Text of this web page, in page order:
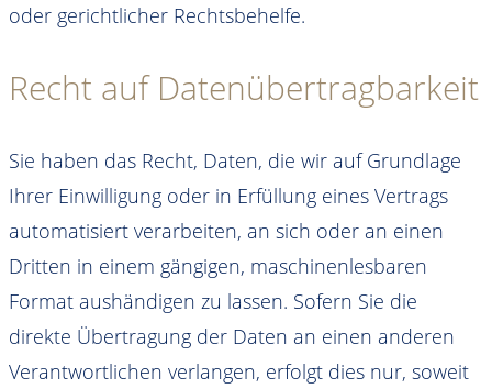
oder gerichtlicher Rechtsbehelfe.
Recht auf Daten­übertrag­barkeit
Sie haben das Recht, Daten, die wir auf Grundlage
Ihrer Einwilligung oder in Erfüllung eines Vertrags
automatisiert verarbeiten, an sich oder an einen
Dritten in einem gängigen, maschinenlesbaren
Format aushändigen zu lassen. Sofern Sie die
direkte Übertragung der Daten an einen anderen
Verantwortlichen verlangen, erfolgt dies nur, soweit